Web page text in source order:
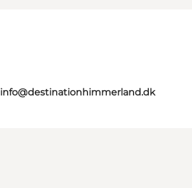
info@destinationhimmerland.dk